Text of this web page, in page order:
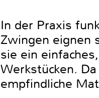
In der Praxis
Zwingen eignen
sie ein
Werkstücken.
empfindliche